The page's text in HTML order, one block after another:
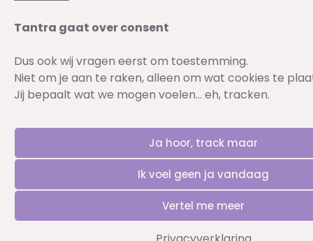
Tantra gaat over consent
Dus ook wij vragen eerst om toestemming.
Niet om je aan te raken, alleen om wat cookies te
Jij bepaalt wat we mogen voelen… eh, tracken.
Ja hoor, track maar
Ik voel geen ja vandaag
Vertel me meer